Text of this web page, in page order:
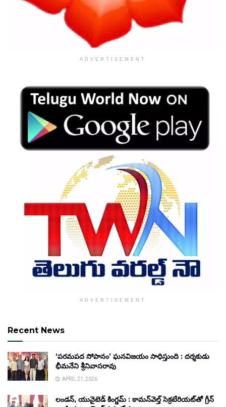
ADVERTISEMENT
ADVERTISEMENT
Recent News
‘పరమపద సోపానం’ ఘనవిజయం సాధిస్తుంది : దర్శకుడు
భీమనేని శ్రీనివాసరావు
APRIL 21, 2026
లండన్, యునైటెడ్ కింగ్డమ్ : కామన్‌వెల్త్ సెక్రటేరియట్‌తో గ్రీన్